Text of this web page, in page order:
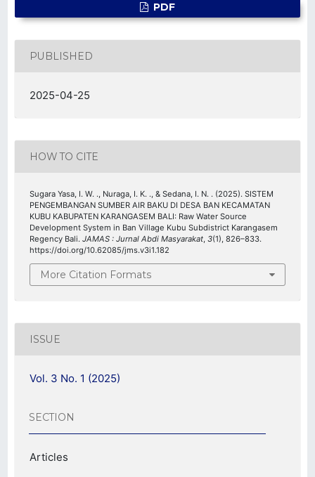
PDF
PUBLISHED
2025-04-25
HOW TO CITE
Sugara Yasa, I. W. ., Nuraga, I. K. ., & Sedana, I. N. . (2025). SISTEM
PENGEMBANGAN SUMBER AIR BAKU DI DESA BAN KECAMATAN
KUBU KABUPATEN KARANGASEM BALI: Raw Water Source
Development System in Ban Village Kubu Subdistrict Karangasem
Regency Bali.JAMAS : Jurnal Abdi Masyarakat ,3(1), 826–833.
https://doi.org/10.62085/jms.v3i1.182
More Citation Formats
ISSUE
Vol. 3 No. 1 (2025)
SECTION
Articles